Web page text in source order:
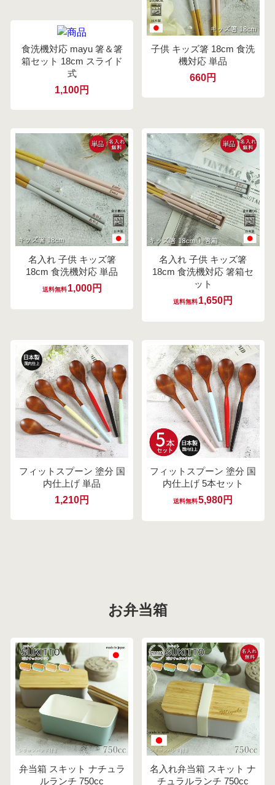
食洗機対応 mayu 箸＆箸
箱セット 18cm スライド
式
1,100円
子供 キッズ箸 18cm 食洗
機対応 単品
660円
名入れ 子供 キッズ箸
18cm 食洗機対応 単品
送料無料 1,000円
名入れ 子供 キッズ箸
18cm 食洗機対応 箸箱セ
ット
送料無料 1,650円
フィットスプーン 塗分 国
内仕上げ 単品
1,210円
フィットスプーン 塗分 国
内仕上げ 5本セット
送料無料5,980円
お弁当箱
弁当箱 スキット ナチュラ
ルランチ 750cc
名入れ弁当箱 スキット ナ
チュラルランチ 750cc